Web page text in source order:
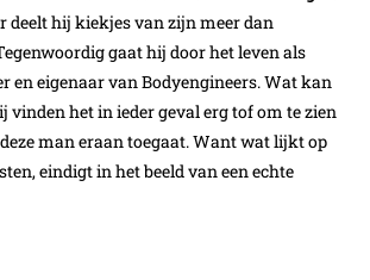
deelt hij kiekjes van zijn meer dan
gaat hij door het leven als
en eigenaar van Bodyengineers. Wat kan
vinden het in ieder geval erg tof om te zien
man eraan toegaat. Want wat lijkt op
eindigt in het beeld van een echte